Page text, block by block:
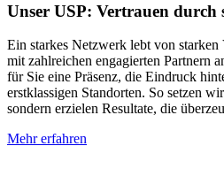
Unser USP: Vertrauen durch
Ein starkes Netzwerk lebt von starken
mit zahlreichen engagierten Partnern
für Sie eine Präsenz, die Eindruck
erstklassigen Standorten. So setzen
sondern erzielen Resultate, die
Mehr erfahren